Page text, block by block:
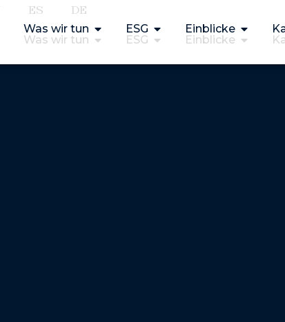
ES DE
Was wir tun ESG Einblicke
Was wir tun ESG Einblicke